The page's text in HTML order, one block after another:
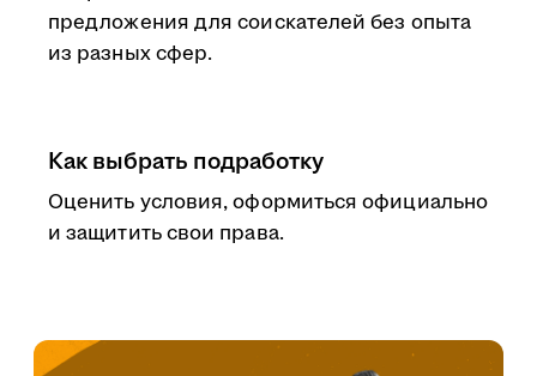
предложения для соискателей без опыта
из разных сфер.
Как выбрать подработку
Оценить условия, оформиться официально
и защитить свои права.